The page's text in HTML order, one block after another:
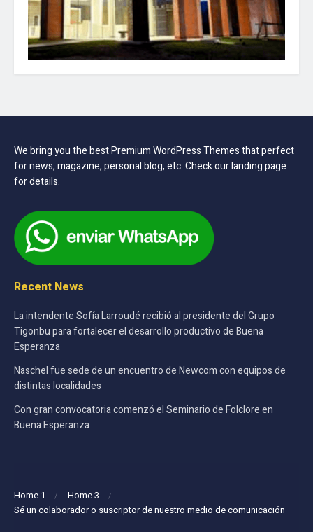
We bring you the best Premium WordPress Themes that perfect
for news, magazine, personal blog, etc. Check our landing page
for details.
Recent News
La intendente Sofía Larroudé recibió al presidente del Grupo
Tigonbu para fortalecer el desarrollo productivo de Buena
Esperanza
Naschel fue sede de un encuentro de Newcom con equipos de
distintas localidades
Con gran convocatoria comenzó el Seminario de Folclore en
Buena Esperanza
Home 1
Home 3
Sé un colaborador o suscriptor de nuestro medio de comunicación